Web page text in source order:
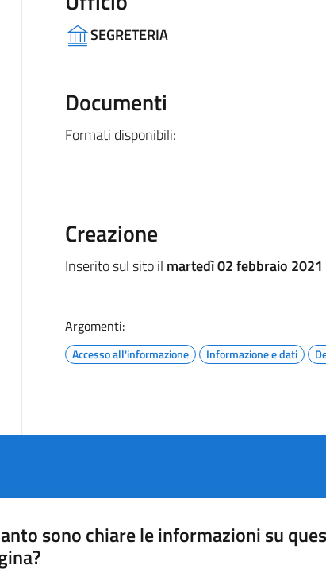
SEGRETERIA
Documenti
Formati disponibili:
Creazione
Inserito sul sito il martedì 02 febbraio 2021
Argomenti:
Accesso all'informazione Informazione e dati
sono chiare le informazioni su